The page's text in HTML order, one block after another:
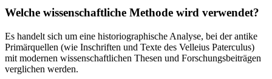
Welche wissenschaftliche Methode wird verwendet?
Es handelt sich um eine historiographische Analyse, bei der antike
Primärquellen (wie Inschriften und Texte des Velleius Paterculus)
mit modernen wissenschaftlichen Thesen und Forschungsbeiträgen
verglichen werden.